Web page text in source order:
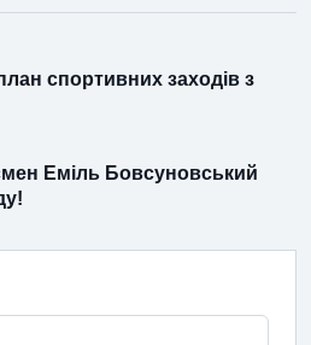
спортивних заходів з
Еміль Бовсуновський